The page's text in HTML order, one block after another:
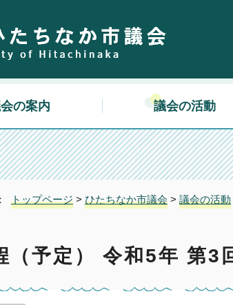
の案内 議会の活動
トップページ > ひたちなか市議会 > 議会の活動
（予定） 令和5年 第3